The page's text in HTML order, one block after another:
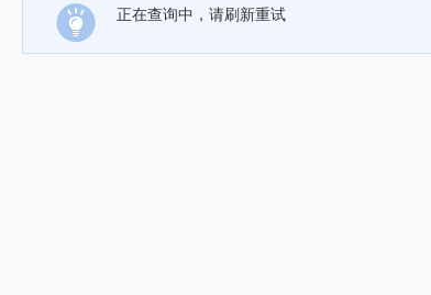
正在查询中，请刷新重试